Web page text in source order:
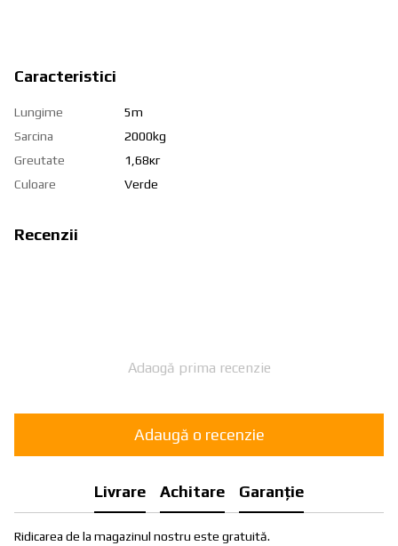
Caracteristici
Lungime
5m
Sarcina
2000kg
Greutate
1,68кг
Culoare
Verde
Recenzii
Adaogă prima recenzie
Adaugă o recenzie
Livrare Achitare Garanție
Ridicarea de la magazinul nostru este gratuită.